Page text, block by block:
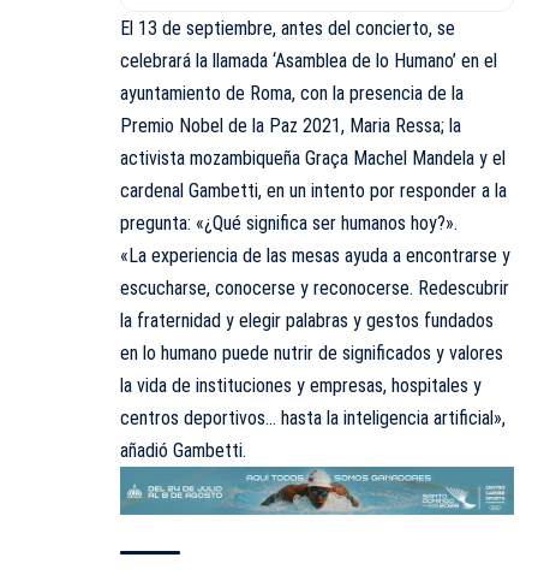
El 13 de septiembre, antes del concierto, se
celebrará la llamada ‘Asamblea de lo Humano’ en el
ayuntamiento de Roma, con la presencia de la
Premio Nobel de la Paz 2021, Maria Ressa; la
activista mozambiqueña Graça Machel Mandela y el
cardenal Gambetti, en un intento por responder a la
pregunta: «¿Qué significa ser humanos hoy?».
«La experiencia de las mesas ayuda a encontrarse y
escucharse, conocerse y reconocerse. Redescubrir
la fraternidad y elegir palabras y gestos fundados
en lo humano puede nutrir de significados y valores
la vida de instituciones y empresas, hospitales y
centros deportivos… hasta la inteligencia artificial»,
añadió Gambetti.